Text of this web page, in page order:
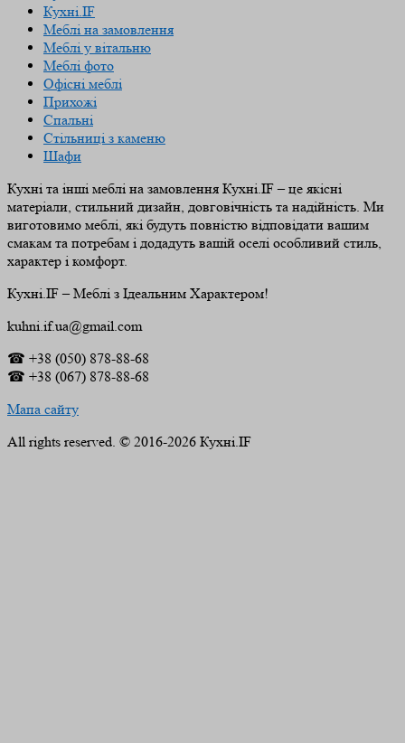
Кухні.IF
Меблі на замовлення
Меблі у вітальню
Меблі фото
Офісні меблі
Прихожі
Спальні
Стільниці з каменю
Шафи
Кухні та інші меблі на замовлення Кухні.IF – це якісні
матеріали, стильний дизайн, довговічність та надійність. Ми
виготовимо меблі, які будуть повністю відповідати вашим
смакам та потребам і додадуть вашій оселі особливий стиль,
характер і комфорт.
Кухні.IF – Меблі з Ідеальним Характером!
kuhni.if.ua@gmail.com
☎ +38 (050) 878-88-68
☎ +38 (067) 878-88-68
Мапа сайту
All rights reserved. © 2016-2026 Кухні.IF